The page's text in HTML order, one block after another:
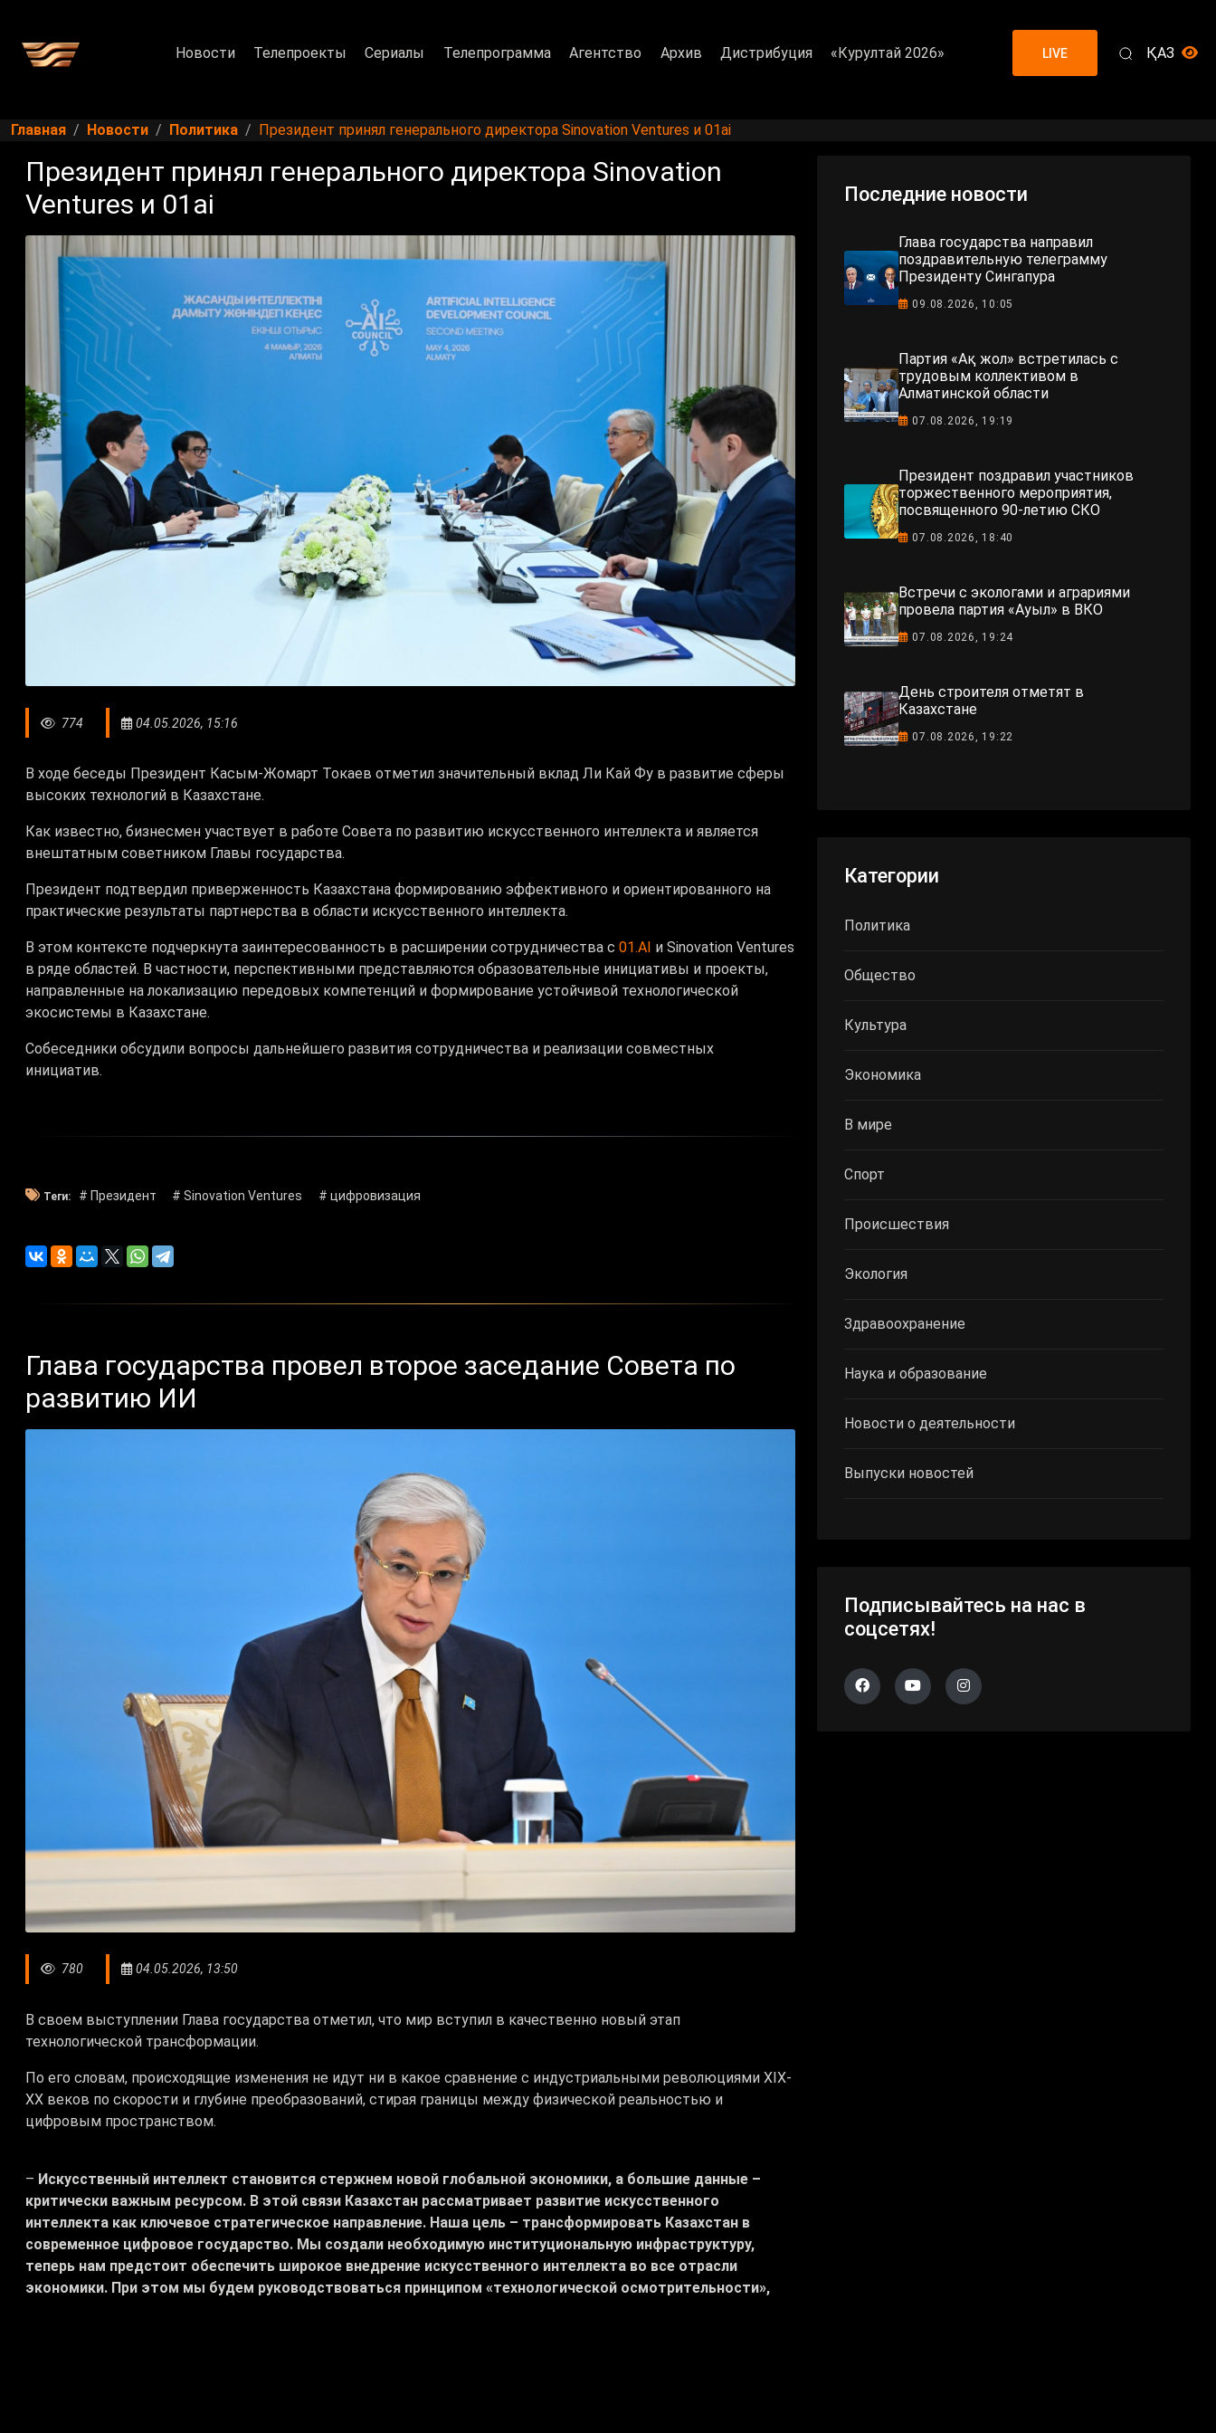
Новости Телепроекты Сериалы Телепрограмма Агентство Архив Дистрибуция «Курултай 2026» LIVE ҚАЗ
Главная Новости Политика Президент принял генерального директора Sinovation Ventures и 01ai
Президент принял генерального директора Sinovation
Ventures и 01ai
774 04.05.2026, 15:16
В ходе беседы Президент Касым-Жомарт Токаев отметил значительный вклад Ли Кай Фу в развитие сферы
высоких технологий в Казахстане.
Как известно, бизнесмен участвует в работе Совета по развитию искусственного интеллекта и является
внештатным советником Главы государства.
Президент подтвердил приверженность Казахстана формированию эффективного и ориентированного на
практические результаты партнерства в области искусственного интеллекта.
В этом контексте подчеркнута заинтересованность в расширении сотрудничества с 01.AI и Sinovation Ventures
в ряде областей. В частности, перспективными представляются образовательные инициативы и проекты,
направленные на локализацию передовых компетенций и формирование устойчивой технологической
экосистемы в Казахстане.
Собеседники обсудили вопросы дальнейшего развития сотрудничества и реализации совместных
инициатив.
Теги: # Президент # Sinovation Ventures # цифровизация
Глава государства провел второе заседание Совета по
развитию ИИ
780 04.05.2026, 13:50
В своем выступлении Глава государства отметил, что мир вступил в качественно новый этап
технологической трансформации.
По его словам, происходящие изменения не идут ни в какое сравнение с индустриальными революциями XIX-
XX веков по скорости и глубине преобразований, стирая границы между физической реальностью и
цифровым пространством.
– Искусственный интеллект становится стержнем новой глобальной экономики, а большие данные –
критически важным ресурсом. В этой связи Казахстан рассматривает развитие искусственного
интеллекта как ключевое стратегическое направление. Наша цель – трансформировать Казахстан в
современное цифровое государство. Мы создали необходимую институциональную инфраструктуру,
теперь нам предстоит обеспечить широкое внедрение искусственного интеллекта во все отрасли
экономики. При этом мы будем руководствоваться принципом «технологической осмотрительности»,
Последние новости
Глава государства направил
поздравительную телеграмму
Президенту Сингапура
09.08.2026, 10:05
Партия «Ақ жол» встретилась с
трудовым коллективом в
Алматинской области
07.08.2026, 19:19
Президент поздравил участников
торжественного мероприятия,
посвященного 90-летию СКО
07.08.2026, 18:40
Встречи с экологами и аграриями
провела партия «Ауыл» в ВКО
07.08.2026, 19:24
День строителя отметят в
Казахстане
07.08.2026, 19:22
Категории
Политика
Общество
Культура
Экономика
В мире
Спорт
Происшествия
Экология
Здравоохранение
Наука и образование
Новости о деятельности
Выпуски новостей
Подписывайтесь на нас в
соцсетях!